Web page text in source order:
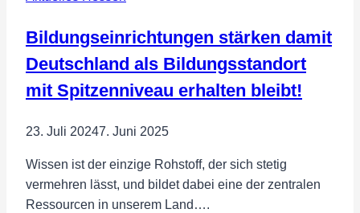
Wahlkreis
178
einstimmig
gewählt
Bildungseinrichtungen stärken damit
Deutschland als Bildungsstandort
mit Spitzenniveau erhalten bleibt!
23. Juli 20247. Juni 2025
Wissen ist der einzige Rohstoff, der sich stetig
vermehren lässt, und bildet dabei eine der zentralen
Ressourcen in unserem Land….